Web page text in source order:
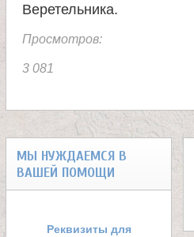
е
л
е
и
м
Веретельника.
Просмотров:
3 081
МЫ НУЖДАЕМСЯ В
ВАШЕЙ ПОМОЩИ
Реквизиты для